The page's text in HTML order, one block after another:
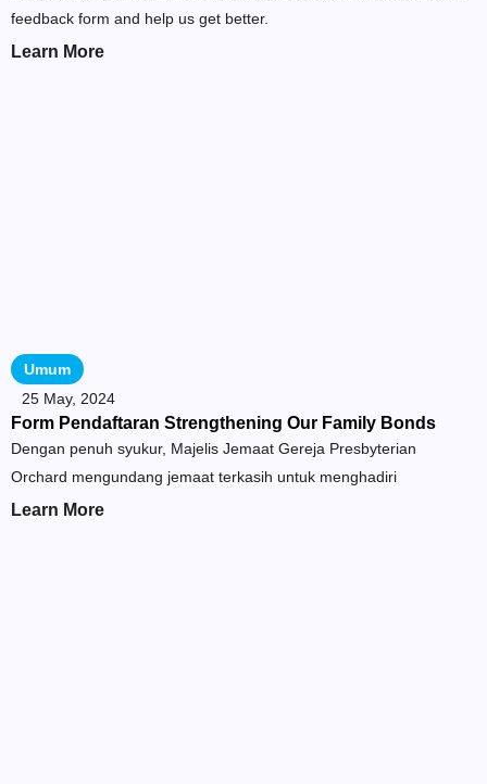
feedback form and help us get better.
Learn More
Umum
25 May, 2024
Form Pendaftaran Strengthening Our Family Bonds
Dengan penuh syukur, Majelis Jemaat Gereja Presbyterian
Orchard mengundang jemaat terkasih untuk menghadiri
Learn More